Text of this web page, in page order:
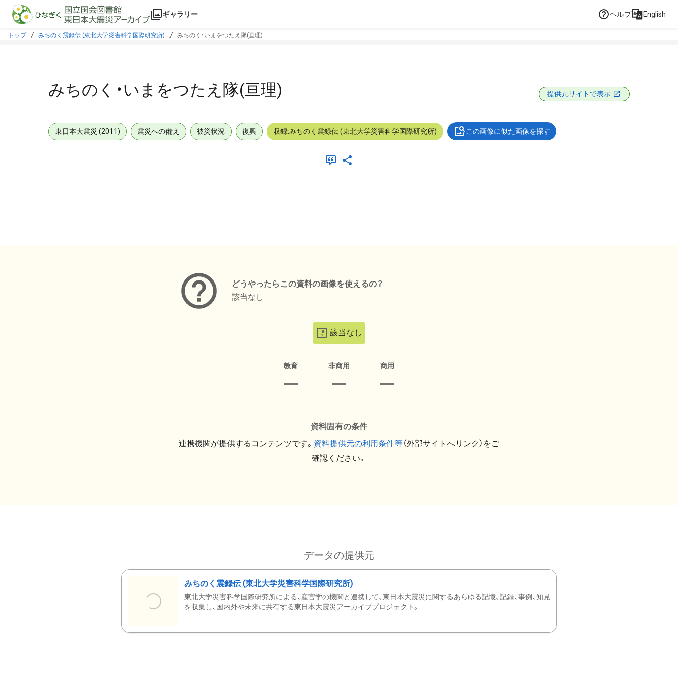
本文に飛ぶ
ギャラリー ヘルプ English
トップ みちのく震録伝 (東北大学災害科学国際研究所) みちのく・いまをつたえ隊(亘理)
みちのく・いまをつたえ隊(亘理) 提供元サイトで表示
東日本大震災 (2011) 震災への備え 被災状況 復興 収録:みちのく震録伝 (東北大学災害科学国際研究所) この画像に似た画像を探す
どうやったらこの資料の画像を使えるの？
該当なし
該当なし
教育 非商用 商用
資料固有の条件
連携機関が提供するコンテンツです。 資料提供元の利用条件等（外部サイトへリンク）をご
確認ください。
データの提供元
みちのく震録伝 (東北大学災害科学国際研究所)
東北大学災害科学国際研究所による、産官学の機関と連携して、東日本大震災に関するあらゆる記憶、記録、事例、知見
を収集し、国内外や未来に共有する東日本大震災アーカイブプロジェクト。